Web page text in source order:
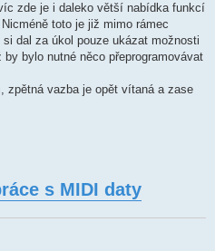
zde je i daleko větší nabídka funkcí
toto je již mimo rámec
dal za úkol pouze ukázat možnosti
bylo nutné něco přeprogramovávat
zpětná vazba je opět vítaná a zase
s MIDI daty